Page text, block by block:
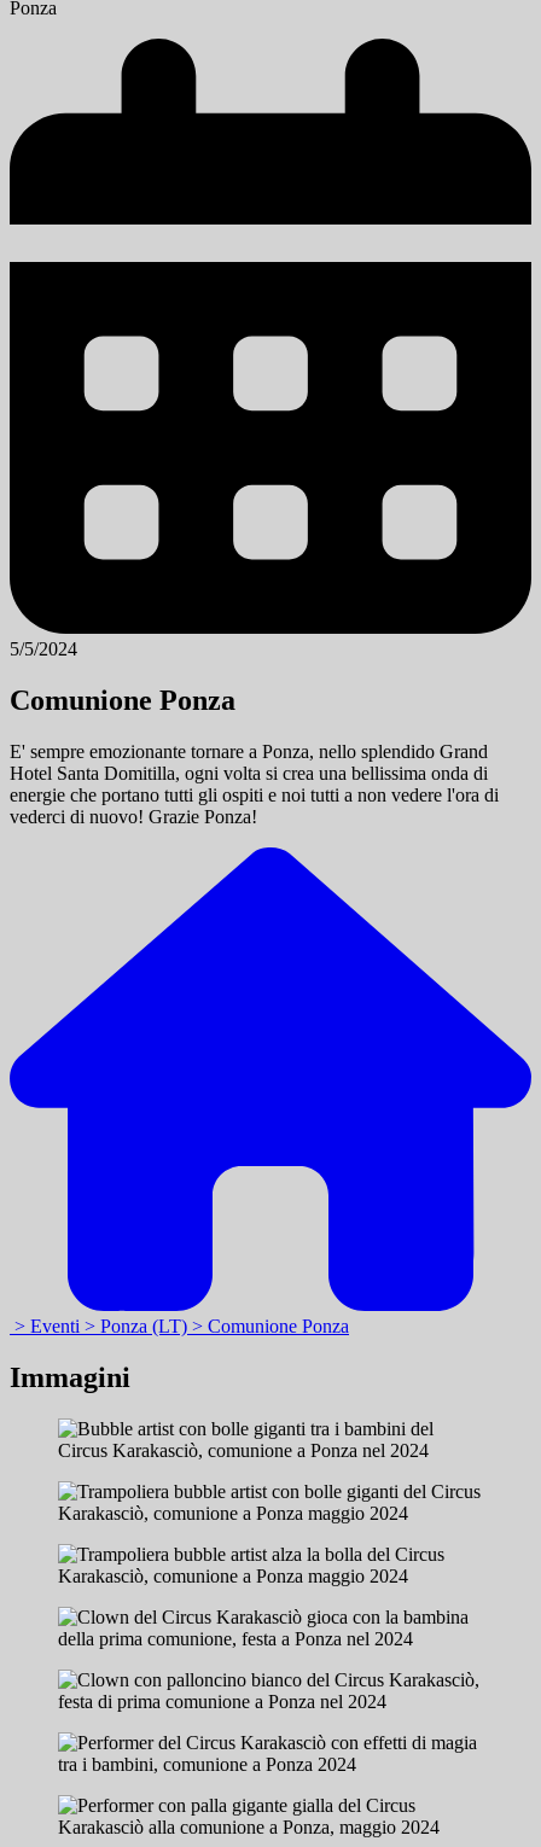
Ponza
5/5/2024
Comunione Ponza
E' sempre emozionante tornare a Ponza, nello splendido Grand
Hotel Santa Domitilla, ogni volta si crea una bellissima onda di
energie che portano tutti gli ospiti e noi tutti a non vedere l'ora di
vederci di nuovo! Grazie Ponza!
> Eventi > Ponza (LT) > Comunione Ponza
Immagini